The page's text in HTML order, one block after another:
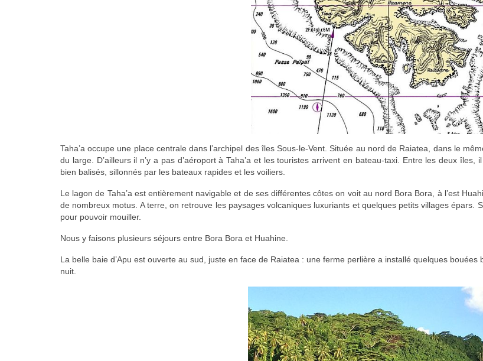
Taha’a occupe une place centrale dans l’archipel des îles Sous-le-Vent. Située au nord de Raiatea, dans le
du large. D’ailleurs il n’y a pas d’aéroport à Taha’a et les touristes arrivent en bateau-taxi. Entre les deux
bien balisés, sillonnés par les bateaux rapides et les voiliers.
Le lagon de Taha’a est entièrement navigable et de ses différentes côtes on voit au nord Bora Bora, à l’est
de nombreux motus. A terre, on retrouve les paysages volcaniques luxuriants et quelques petits villages
pour pouvoir mouiller.
Nous y faisons plusieurs séjours entre Bora Bora et Huahine.
La belle baie d’Apu est ouverte au sud, juste en face de Raiatea : une ferme perlière a installé quelques
nuit.